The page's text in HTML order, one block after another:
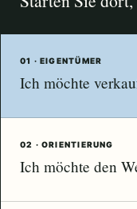
01 · EIGENTÜMER
Ich möchte
02 · ORIENTIERUNG
Ich möchte den